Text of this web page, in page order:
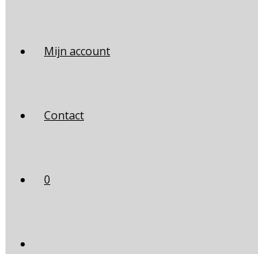
Mijn account
Contact
0